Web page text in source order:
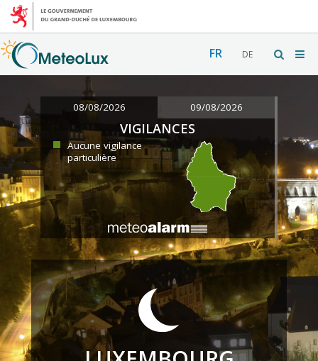
FR DE
08/08/2026 09/08/2026
VIGILANCES
Aucune vigilance
particulière